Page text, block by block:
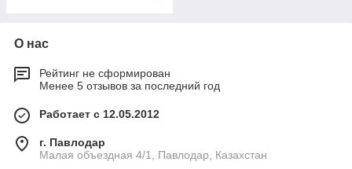
О нас
Рейтинг не сформирован
Менее 5 отзывов за последний год
Работает с 12.05.2012
г. Павлодар
Малая объездная 4/1, Павлодар, Казахстан